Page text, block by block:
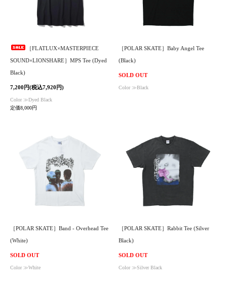
［FLATLUX×MASTERPIECE
SOUND×LIONSHARE］MPS Tee (Dyed
Black)
7,200円(税込7,920円)
Color ≫Dyed Black
定価8,000円
［POLAR SKATE］Baby Angel Tee
(Black)
SOLD OUT
Color ≫Black
［POLAR SKATE］Band - Overhead Tee
(White)
SOLD OUT
Color ≫White
［POLAR SKATE］Rabbit Tee (Silver
Black)
SOLD OUT
Color ≫Silver Black